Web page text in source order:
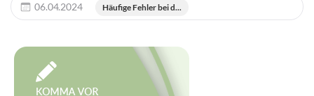
06.04.2024 Häufige Fehler bei d...